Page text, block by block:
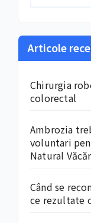
Articole
Chirurgia
colorectal
Ambrozia
voluntari
Natural
Când se
ce rezultate